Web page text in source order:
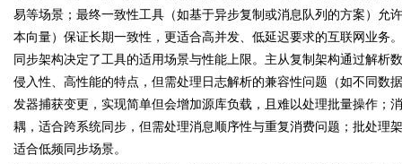
d
易等场景；最终一致性工具（如基于异步复制或消息队列的方案）允
本向量）保证长期一致性，更适合高并发、低延迟要求的互联网业务。
同步架构决定了工具的适用场景与性能上限。主从复制架构通过解
侵入性、高性能的特点，但需处理日志解析的兼容性问题（如不同数
发器捕获变更，实现简单但会增加源库负载，且难以处理批量操作；
耦，适合跨系统同步，但需处理消息顺序性与重复消费问题；批处理
适合低频同步场景。